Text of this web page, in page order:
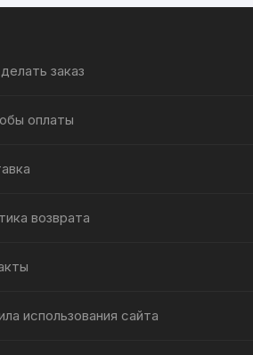
заказ
оплаты
возврата
использования сайта